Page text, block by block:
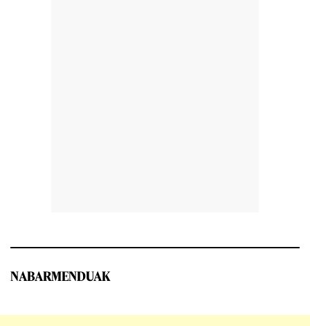
NABARMENDUAK